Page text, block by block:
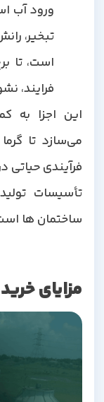
ورود آب
تبخیر،
است، تا
فرایند، نشود.
این اجزا به کمک
می‌سازد تا گرما
فرآیندی حیاتی در
تأسیسات
ساختمان ها است.
مزایای خرید